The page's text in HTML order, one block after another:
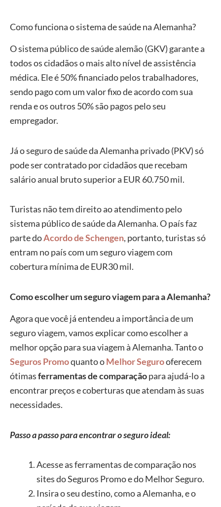
Como funciona o sistema de saúde na Alemanha?
O sistema público de saúde alemão (GKV) garante a
todos os cidadãos o mais alto nível de assistência
médica. Ele é 50% financiado pelos trabalhadores,
sendo pago com um valor fixo de acordo com sua
renda e os outros 50% são pagos pelo seu
empregador.
Já o seguro de saúde da Alemanha privado (PKV) só
pode ser contratado por cidadãos que recebam
salário anual bruto superior a EUR 60.750 mil.
Turistas não tem direito ao atendimento pelo
sistema público de saúde da Alemanha. O país faz
parte doAcordo de Schengen, portanto, turistas só
entram no país com um seguro viagem com
cobertura mínima de EUR30 mil.
Como escolher um seguro viagem para a Alemanha?
Agora que você já entendeu a importância de um
seguro viagem, vamos explicar como escolher a
melhor opção para sua viagem à Alemanha. Tanto o
Seguros Promoquanto oMelhor Segurooferecem
ótimasferramentas de comparaçãopara ajudá-lo a
encontrar preços e coberturas que atendam às suas
necessidades.
Passo a passo para encontrar o seguro ideal:
Acesse as ferramentas de comparação nos
sites do Seguros Promo e do Melhor Seguro.
Insira o seu destino, como a Alemanha, e o